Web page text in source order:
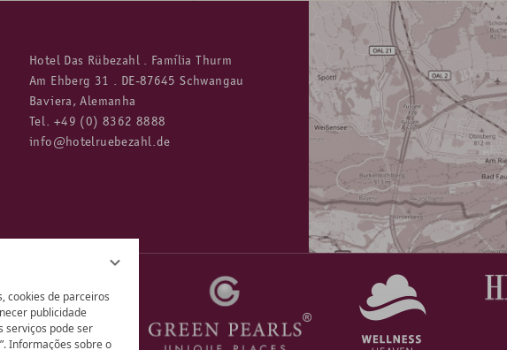
cookies de parceiros
publicidade
serviços pode ser
Informações sobre o
Hotel Das Rübezahl . Família Thurm
Am Ehberg 31 . DE-87645 Schwangau
Baviera, Alemanha
Tel. +49 (0) 8362 8888
info@hotelruebezahl.de